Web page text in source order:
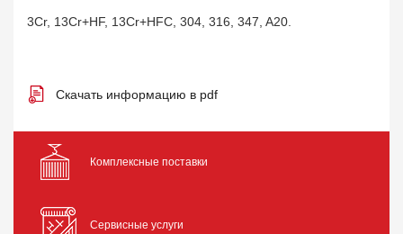
3Cr, 13Cr+HF, 13Cr+HFC, 304, 316, 347, A20.
Скачать информацию в pdf
Комплексные поставки
Сервисные услуги